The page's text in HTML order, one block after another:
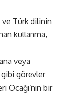
ve Türk dilinin
kullanma,
veya
gibi görevler
Ocağı’nın bir